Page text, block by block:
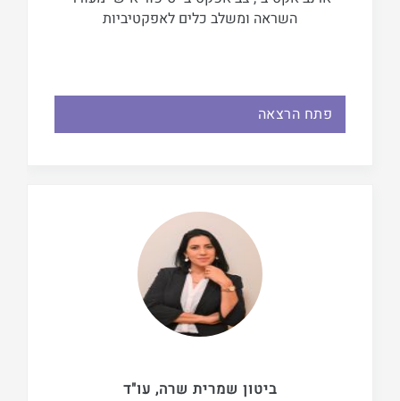
השראה ומשלב כלים לאפקטיביות
פתח הרצאה
ביטון שמרית שרה, עו"ד